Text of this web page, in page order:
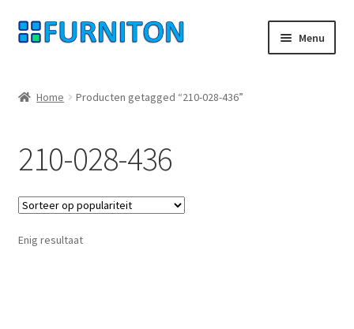
Ga
door
navigatie
Ga
naar
inhoud
Menu
Gegevensbescherming
Herroepingsrecht
Neem contact op met
Home Producten getagged “210-028-436”
210-028-436
Enig resultaat